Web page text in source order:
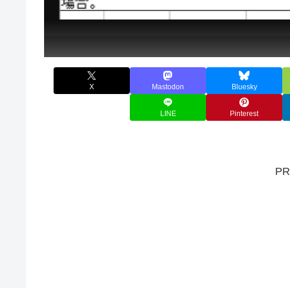
X Mastodon Bluesky
LINE Pinterest
PR